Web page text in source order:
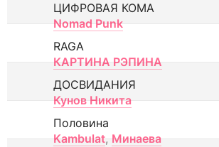
ЦИФРОВАЯ КОМА
Nomad Punk
RAGA
КАРТИНА РЭПИНА
ДОСВИДАНИЯ
Кунов Никита
Половина
Kambulat, Минаева